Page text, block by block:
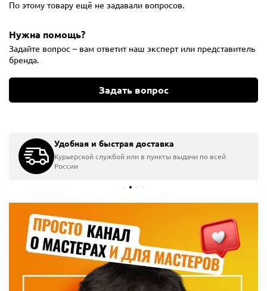
По этому товару ещё не задавали вопросов.
Нужна помощь?
Задайте вопрос – вам ответит наш эксперт или представитель
бренда.
Задать вопрос
Удобная и быстрая доставка
Курьерской службой или в пункты выдачи по всей
России